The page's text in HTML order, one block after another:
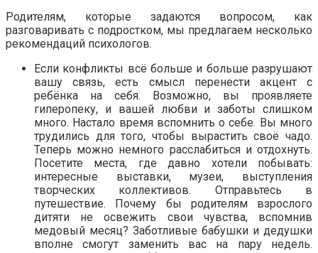
Родителям, которые задаются вопросом, как
разговаривать с подростком, мы предлагаем несколько
рекомендаций психологов.
Если конфликты всё больше и больше разрушают
вашу связь, есть смысл перенести акцент с
ребёнка на себя. Возможно, вы проявляете
гиперопеку, и вашей любви и заботы слишком
много. Настало время вспомнить о себе. Вы много
трудились для того, чтобы вырастить своё чадо.
Теперь можно немного расслабиться и отдохнуть.
Посетите места, где давно хотели побывать:
интересные выставки, музеи, выступления
творческих коллективов. Отправьтесь в
путешествие. Почему бы родителям взрослого
дитяти не освежить свои чувства, вспомнив
медовый месяц? Заботливые бабушки и дедушки
вполне смогут заменить вас на пару недель.